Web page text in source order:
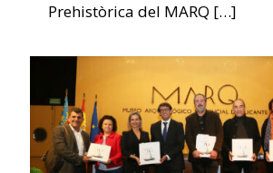
Prehistòrica del MARQ […]